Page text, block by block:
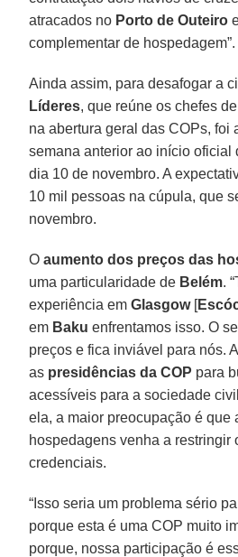
atracados no Porto de Outeiro
complementar de hospedagem”.
Ainda assim, para desafogar a
Líderes, que reúne os chefes
na abertura geral das COPs, foi
semana anterior ao início oficial
dia 10 de novembro. A
10 mil pessoas na cúpula, que
novembro.
Oaumento dos preços das
uma particularidade de Belém.
experiência emGlasgow[
em Baku enfrentamos isso. O
preços e fica inviável para nós.
as presidências da COP para
acessíveis para a sociedade
ela, a maior preocupação é que
hospedagens venha a restringir
credenciais.
“Isso seria um problema sério
porque esta é uma COP muito
porque, nossa participação é